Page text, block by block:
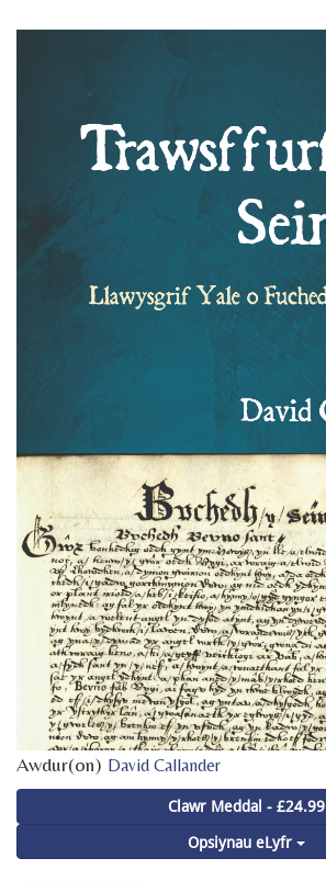
Awdur(on) David Callander
Clawr Meddal - £24.99
Opsiynau eLyfr